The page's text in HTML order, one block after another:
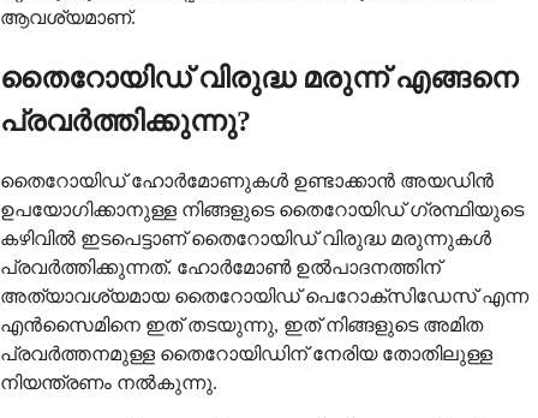
ആവശ്യമാണ്.
തൈറോയിഡ് വിരുദ്ധ മരുന്ന് എങ്ങനെ
പ്രവർത്തിക്കുന്നു?
തൈറോയിഡ് ഹോർമോണുകൾ ഉണ്ടാക്കാൻ അയഡിൻ
ഉപയോഗിക്കാനുള്ള നിങ്ങളുടെ തൈറോയിഡ് ഗ്രന്ഥിയുടെ
കഴിവിൽ ഇടപെട്ടാണ് തൈറോയിഡ് വിരുദ്ധ മരുന്നുകൾ
പ്രവർത്തിക്കുന്നത്. ഹോർമോൺ ഉൽപാദനത്തിന്
അത്യാവശ്യമായ തൈറോയിഡ് പെറോക്സിഡേസ് എന്ന
എൻസൈമിനെ ഇത് തടയുന്നു, ഇത് നിങ്ങളുടെ അമിത
പ്രവർത്തനമുള്ള തൈറോയിഡിന് നേരിയ തോതിലുള്ള
നിയന്ത്രണം നൽകുന്നു.